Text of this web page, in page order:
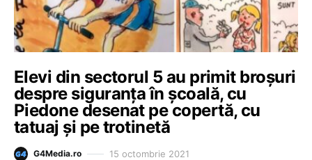
Elevi din sectorul 5 au primit broșuri
despre siguranța în școală, cu
Piedone desenat pe copertă, cu
tatuaj și pe trotinetă
G4Media.ro 15 octombrie 2021